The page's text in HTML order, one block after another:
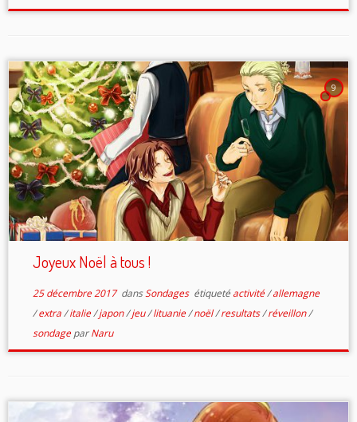
9
Joyeux Noël à tous !
25 décembre 2017dansSondages étiqueté activité/allemagne
/extra/italie/japon/jeu/lituanie/noël/resultats/réveillon/
sondageparNaru